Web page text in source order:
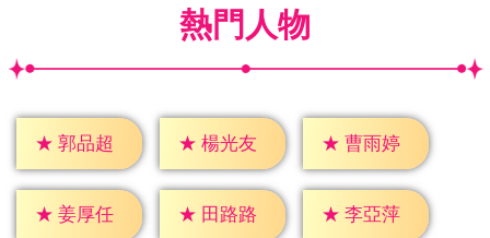
熱門人物
★ 郭品超 ★ 楊光友 ★ 曹雨婷
★ 姜厚任 ★ 田路路 ★ 李亞萍